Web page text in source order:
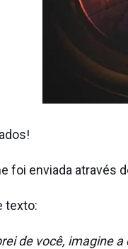
foi enviada através
texto:
de você, imagine a